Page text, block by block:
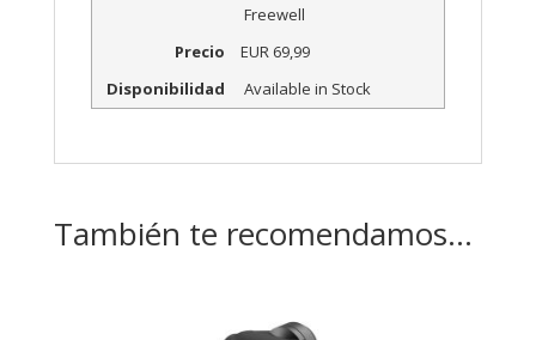
Freewell
Precio
EUR 69,99
Disponibilidad
Available in Stock
También te recomendamos…